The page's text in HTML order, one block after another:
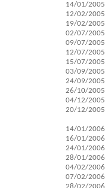
14/01/2005
12/02/2005
19/02/2005
02/07/2005
09/07/2005
12/07/2005
15/07/2005
03/09/2005
24/09/2005
26/10/2005
04/12/2005
20/12/2005
14/01/2006
16/01/2006
24/01/2006
28/01/2006
04/02/2006
07/02/2006